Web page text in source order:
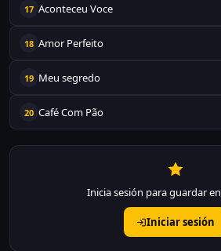
17 Aconteceu Voce
18 Amor Perfeito
19 Meu segredo
20 Café Com Pão
Inicia sesión para guardar
Iniciar sesión